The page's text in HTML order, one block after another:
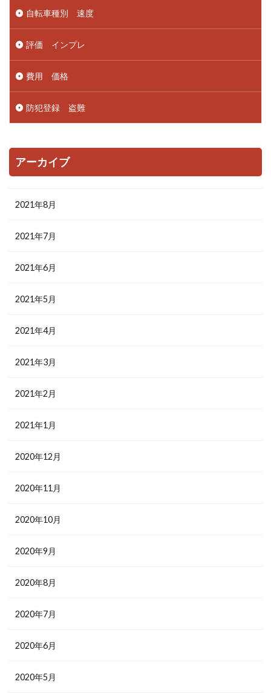
自転車種別 速度
評価 インプレ
費用 価格
防犯登録 盗難
アーカイブ
2021年8月
2021年7月
2021年6月
2021年5月
2021年4月
2021年3月
2021年2月
2021年1月
2020年12月
2020年11月
2020年10月
2020年9月
2020年8月
2020年7月
2020年6月
2020年5月